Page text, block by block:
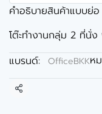
คำอธิบายสินค้าแบบย่อ
โต๊ะทำงานกลุ่ม 2 ที่นั่
แบรนด์:
OfficeBKKห
แชร์